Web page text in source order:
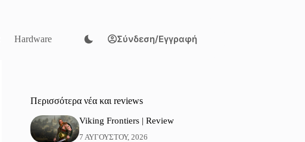
Hardware Σύνδεση/Εγγραφή
Περισσότερα νέα και reviews
Viking Frontiers | Review
7 ΑΥΓΟΎΣΤΟΥ, 2026